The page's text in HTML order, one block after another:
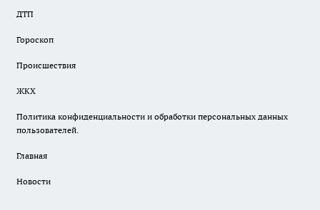
ДТП
Гороскоп
Происшествия
ЖКХ
Политика конфиденциальности и обработки персональных данных
пользователей.
Главная
Новости